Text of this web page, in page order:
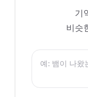
기
비슷